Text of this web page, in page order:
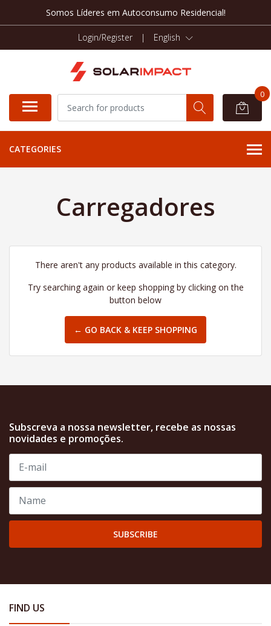
Somos Líderes em Autoconsumo Residencial!
Login/Register | English
0
CATEGORIES
Carregadores
There aren't any products available in this category.
Try searching again or keep shopping by clicking on the
button below
← GO BACK & KEEP SHOPPING
Subscreva a nossa newsletter, recebe as nossas
novidades e promoções.
SUBSCRIBE
FIND US